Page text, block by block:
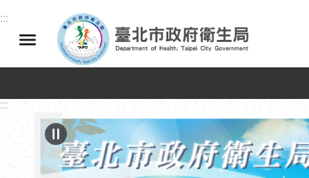
跳到主要內容區塊
:::
:::